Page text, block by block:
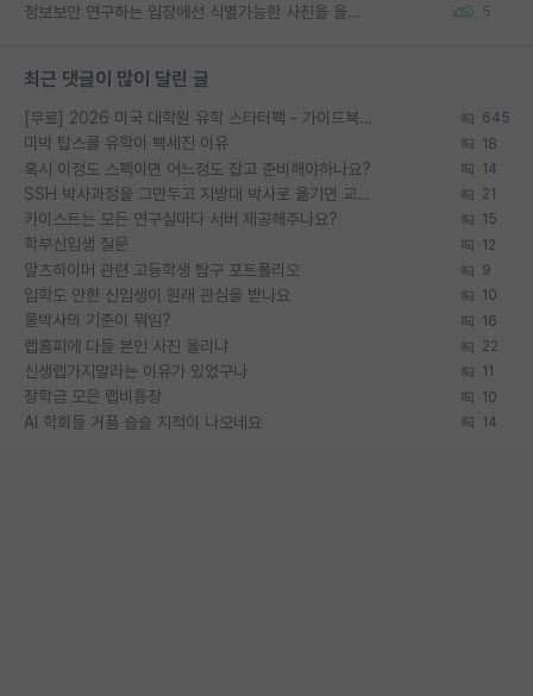
정보보안 연구하는 입장에선 식별가능한 사진을 올리는건 비추이긴함 5
최근 댓글이 많이 달린 글
[무료] 2026 미국 대학원 유학 스타터팩 - 가이드북 & 합격자 컨택메일 템플릿 645
미박 탑스쿨 유학이 빡세진 이유 18
혹시 이정도 스펙이면 어느정도 잡고 준비해야하나요? 14
SSH 박사과정을 그만두고 지방대 박사로 옮기면 교수의 꿈은 끝일까요? 21
카이스트는 모든 연구실마다 서버 제공해주나요? 15
학부신입생 질문 12
알츠하이머 관련 고등학생 탐구 포트폴리오 9
입학도 안한 신입생이 원래 관심을 받나요 10
물박사의 기준이 뭐임? 16
랩홈피에 다들 본인 사진 올리냐 22
신생랩가지말라는 이유가 있었구나 11
장학금 모은 랩비통장 10
AI 학회들 거품 슬슬 지적이 나오네요 14